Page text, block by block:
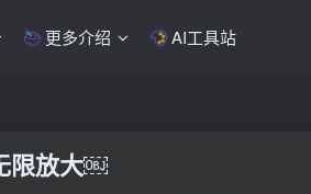
更多介绍 AI工具站
限放大￼